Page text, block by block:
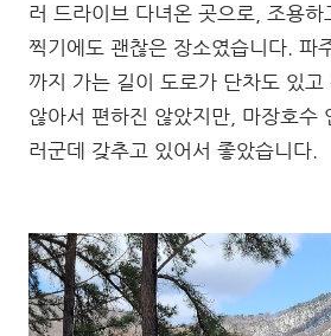
러 드라이브 다녀온 곳으로, 조용하
찍기에도 괜찮은 장소였습니다. 파
까지 가는 길이 도로가 단차도 있고
않아서 편하진 않았지만, 마장호수
러군데 갖추고 있어서 좋았습니다.